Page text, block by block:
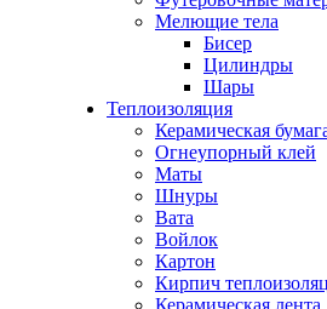
Мелющие тела
Бисер
Цилиндры
Шары
Теплоизоляция
Керамическая
Огнеупорный клей
Маты
Шнуры
Вата
Войлок
Картон
Кирпич
Керамическая лента